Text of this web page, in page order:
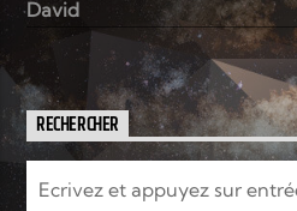
David
RECHERCHER